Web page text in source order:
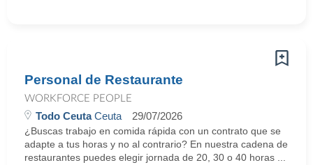
Personal de Restaurante
WORKFORCE PEOPLE
Todo CeutaCeuta 29/07/2026
¿Buscas trabajo en comida rápida con un contrato que se
adapte a tus horas y no al contrario? En nuestra cadena de
restaurantes puedes elegir jornada de 20, 30 o 40 horas ...